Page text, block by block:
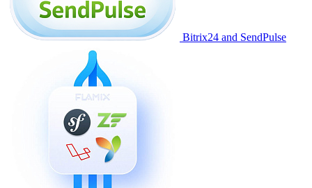
Bitrix24 and SendPulse